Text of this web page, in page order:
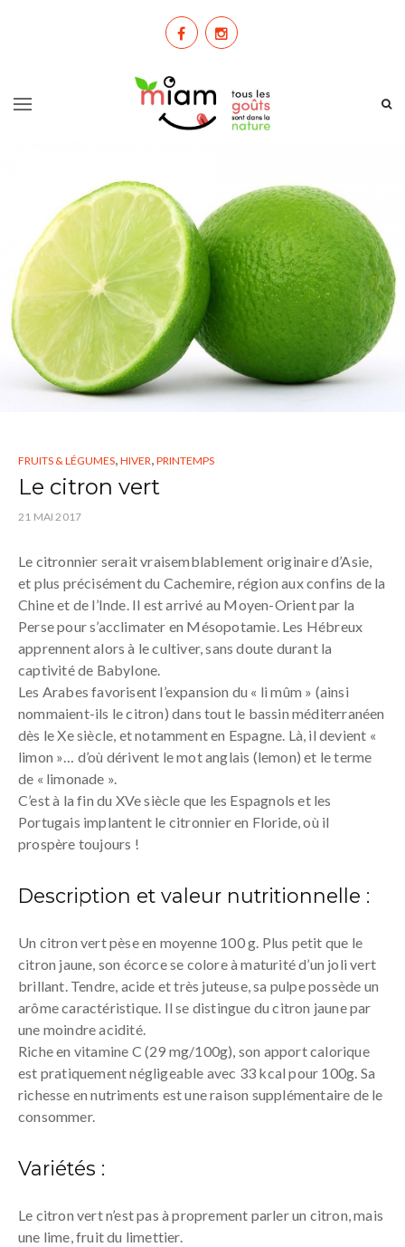
FRUITS & LÉGUMES, HIVER, PRINTEMPS
Le citron vert
21 MAI 2017
Le citronnier serait vraisemblablement originaire d’Asie,
et plus précisément du Cachemire, région aux confins de la
Chine et de l’Inde. Il est arrivé au Moyen-Orient par la
Perse pour s’acclimater en Mésopotamie. Les Hébreux
apprennent alors à le cultiver, sans doute durant la
captivité de Babylone.
Les Arabes favorisent l’expansion du « li mûm » (ainsi
nommaient-ils le citron) dans tout le bassin méditerranéen
dès le Xe siècle, et notamment en Espagne. Là, il devient «
limon »… d’où dérivent le mot anglais (lemon) et le terme
de « limonade ».
C’est à la fin du XVe siècle que les Espagnols et les
Portugais implantent le citronnier en Floride, où il
prospère toujours !
Description et valeur nutritionnelle :
Un citron vert pèse en moyenne 100 g. Plus petit que le
citron jaune, son écorce se colore à maturité d’un joli vert
brillant. Tendre, acide et très juteuse, sa pulpe possède un
arôme caractéristique. Il se distingue du citron jaune par
une moindre acidité.
Riche en vitamine C (29 mg/100g), son apport calorique
est pratiquement négligeable avec 33 kcal pour 100g. Sa
richesse en nutriments est une raison supplémentaire de le
consommer.
Variétés :
Le citron vert n’est pas à proprement parler un citron, mais
une lime, fruit du limettier.